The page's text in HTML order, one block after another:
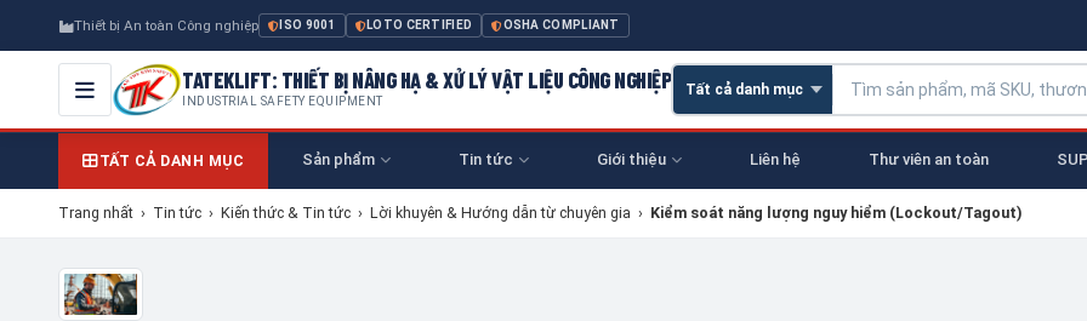
Thiết bị An toàn Công nghiệp ISO 9001 LOTO CERTIFIED OSHA COMPLIANT
TATEKLIFT: THIẾT BỊ NÂNG HẠ & XỬ LÝ VẬT LIỆU CÔNG NGHIỆP
INDUSTRIAL SAFETY EQUIPMENT
TẤT CẢ DANH MỤC Sản phẩm Tin tức Giới thiệu Liên hệ Thư viên an toàn
Trang nhất › Tin tức › Kiến thức & Tin tức › Lời khuyên & Hướng dẫn từ chuyên gia › Kiểm soát năng lượng nguy hiểm (Lockout/Tagout)